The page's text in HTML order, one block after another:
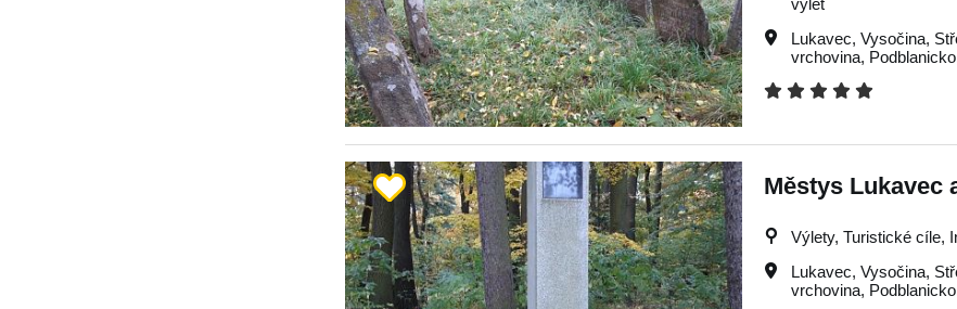
výlet
Lukavec, Vysočina,
vrchovina, Podblanicko
Městys Lukavec
Výlety, Turistické cíle,
Lukavec, Vysočina,
vrchovina, Podblanicko